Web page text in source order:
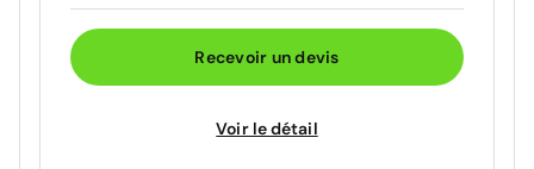
Recevoir un devis
Voir le détail